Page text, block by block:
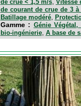
de crue < 1,5 m/s Vitesse
de courant de crue de 3 à
Batillage modéré,
Gamme : Génie
bio-ingénierie, A base de